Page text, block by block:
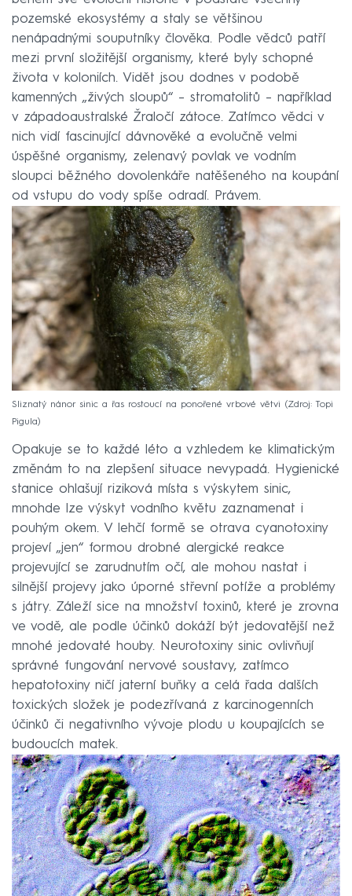
pozemské ekosystémy a staly se většinou
nenápadnými souputníky člověka. Podle vědců patří
mezi první složitější organismy, které byly schopné
života v koloniích. Vidět jsou dodnes v podobě
kamenných „živých sloupů“ – stromatolitů – například
v západoaustralské Žraločí zátoce. Zatímco vědci v
nich vidí fascinující dávnověké a evolučně velmi
úspěšné organismy, zelenavý povlak ve vodním
sloupci běžného dovolenkáře natěšeného na koupání
od vstupu do vody spíše odradí. Právem.
Sliznatý nánor sinic a řas rostoucí na ponořené vrbové větvi
Zdroj: Topi
Pigula
Opakuje se to každé léto a vzhledem ke klimatickým
změnám to na zlepšení situace nevypadá. Hygienické
stanice ohlašují riziková místa s výskytem sinic,
mnohde lze výskyt vodního květu zaznamenat i
pouhým okem. V lehčí formě se otrava cyanotoxiny
projeví „jen“ formou drobné alergické reakce
projevující se zarudnutím očí, ale mohou nastat i
silnější projevy jako úporné střevní potíže a problémy
s játry. Záleží sice na množství toxinů, které je zrovna
ve vodě, ale podle účinků dokáží být jedovatější než
mnohé jedovaté houby. Neurotoxiny sinic ovlivňují
správné fungování nervové soustavy, zatímco
hepatotoxiny ničí jaterní buňky a celá řada dalších
toxických složek je podezřívaná z karcinogenních
účinků či negativního vývoje plodu u koupajících se
budoucích matek.